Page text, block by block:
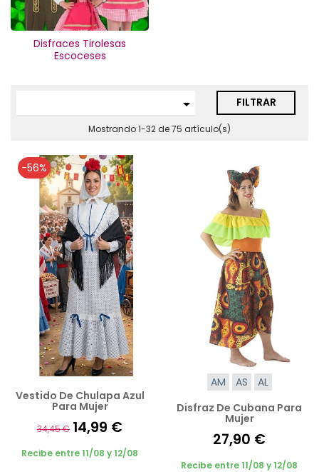
Disfraces Tirolesas
Escoceses
 FILTRAR
Mostrando 1-32 de 75 artículo(s)
-56%
Vestido De Chulapa Azul
Para Mujer
34,45 € 14,99 €
Recibe entre 11/08 y 12/08
AM AS
AL
Disfraz De Cubana Para
Mujer
27,90 €
Recibe entre 11/08 y 12/08